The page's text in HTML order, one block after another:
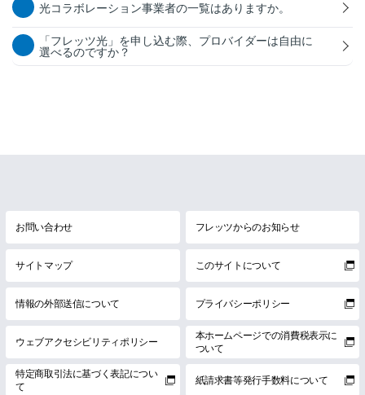
光コラボレーション事業者の一覧はありますか。
「フレッツ光」を申し込む際、プロバイダーは自由に
選べるのですか？
お問い合わせ フレッツからのお知らせ
サイトマップ このサイトについて
情報の外部送信について プライバシーポリシー
ウェブアクセシビリティポリシー
本ホームページでの消費税表示に
ついて
特定商取引法に基づく表記につい
て
紙請求書等発行手数料について